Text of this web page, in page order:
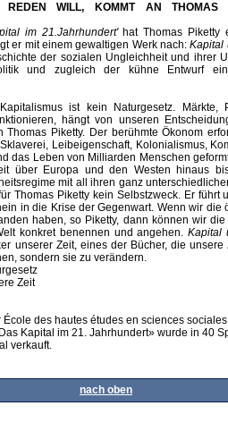
REDEN WILL, KOMMT AN THOMAS
im 21.Jahrhundert'hat Thomas Piketty
er mit einem gewaltigen Werk nach:Kapital
der sozialen Ungleichheit und ihrer
und zugleich der kühne Entwurf
ist kein Naturgesetz.
hängt von unseren
Piketty. Der berühmte Ökonom
Leibeigenschaft, Kolonialismus,
das Leben von Milliarden Menschen
über Europa und den Westen hinaus
mit all ihren ganz
Thomas Piketty kein Selbstzweck. Er führt
in die Krise der Gegenwart. Wenn wir die
haben, so Piketty, dann können wir
konkret benennen und angehen.Kapital
unserer Zeit, eines der Bücher, die
sondern sie zu verändern.
Zeit
des hautes études en sciences
Kapital im 21. Jahrhundert» wurde in 40
verkauft.
nach oben